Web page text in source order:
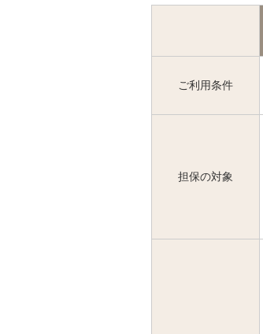
ご利用条件
担保の対象